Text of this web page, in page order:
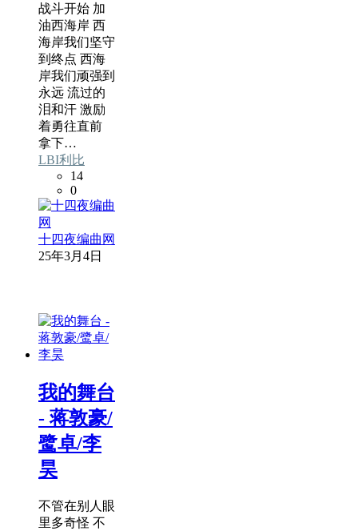
战斗开始 加
油西海岸 西
海岸我们坚守
到终点 西海
岸我们顽强到
永远 流过的
泪和汗 激励
着勇往直前
拿下…
LBI利比
14
0
十四夜编曲网
25年3月4日
我的舞台
- 蒋敦豪/
鹭卓/李
昊
不管在别人眼
里多奇怪 不